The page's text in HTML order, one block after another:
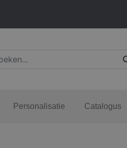
Personalisatie Catalogus